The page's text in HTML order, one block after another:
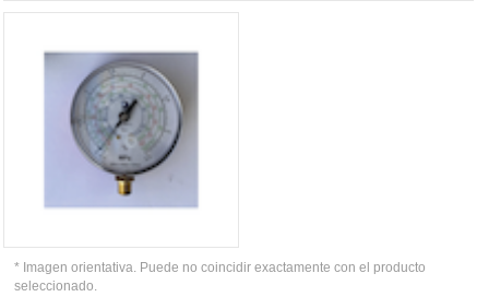
* Imagen orientativa. Puede no coincidir exactamente con el producto
seleccionado.